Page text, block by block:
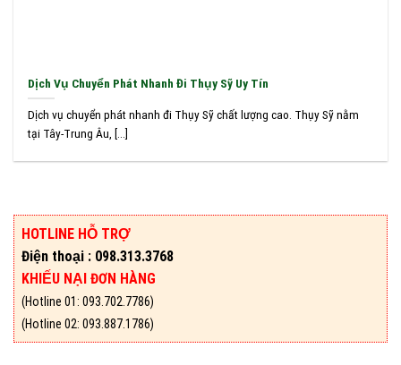
Dịch Vụ Chuyển Phát Nhanh Đi Thụy Sỹ Uy Tín
Dịch vụ chuyển phát nhanh đi Thụy Sỹ chất lượng cao. Thụy Sỹ nằm
tại Tây-Trung Âu, [...]
HOTLINE HỖ TRỢ
Điện thoại : 098.313.3768
KHIẾU NẠI ĐƠN HÀNG
(Hotline 01: 093.702.7786)
(Hotline 02: 093.887.1786)